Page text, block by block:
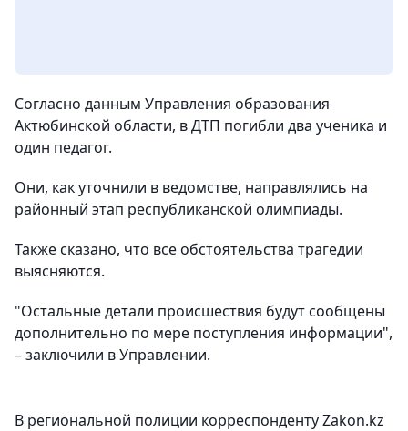
Согласно данным Управления образования
Актюбинской области, в ДТП погибли два ученика и
один педагог.
Они, как уточнили в ведомстве, направлялись на
районный этап республиканской олимпиады.
Также сказано, что все обстоятельства трагедии
выясняются.
"Остальные детали происшествия будут сообщены
дополнительно по мере поступления информации",
– заключили в Управлении.
В региональной полиции корреспонденту Zakon.kz